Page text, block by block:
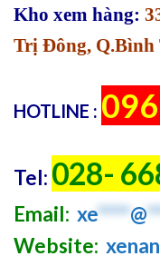
Kho xem hàng:
Trị Đông, Q.Bình
HOTLINE :
Tel: 028-
Email: xe****@
Website: